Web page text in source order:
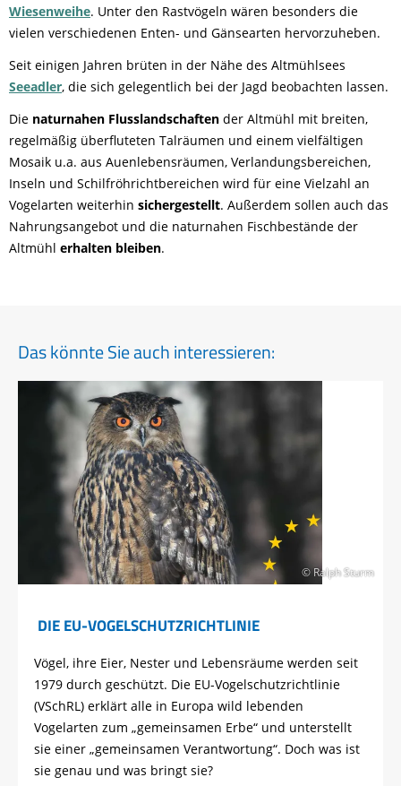
Wiesenweihe. Unter den Rastvögeln wären besonders die
vielen verschiedenen Enten- und Gänsearten hervorzuheben.
Seit einigen Jahren brüten in der Nähe des Altmühlsees
Seeadler, die sich gelegentlich bei der Jagd beobachten lassen.
Die naturnahen Flusslandschaften der Altmühl mit breiten,
regelmäßig überfluteten Talräumen und einem vielfältigen
Mosaik u.a. aus Auenlebensräumen, Verlandungsbereichen,
Inseln und Schilfröhrichtbereichen wird für eine Vielzahl an
Vogelarten weiterhin sichergestellt. Außerdem sollen auch das
Nahrungsangebot und die naturnahen Fischbestände der
Altmühl erhalten bleiben.
Das könnte Sie auch interessieren:
© Ralph Sturm
DIE EU-VOGELSCHUTZRICHTLINIE
Vögel, ihre Eier, Nester und Lebensräume werden seit
1979 durch geschützt. Die EU-Vogelschutzrichtlinie
(VSchRL) erklärt alle in Europa wild lebenden
Vogelarten zum „gemeinsamen Erbe“ und unterstellt
sie einer „gemeinsamen Verantwortung“. Doch was ist
sie genau und was bringt sie?